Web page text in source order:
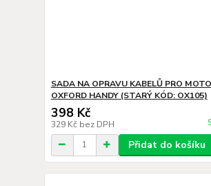
SADA NA OPRAVU KABELŮ PRO
OXFORD HANDY (STARÝ KÓD: OX105)
398 Kč
329 Kč bez DPH
Přidat do košíku